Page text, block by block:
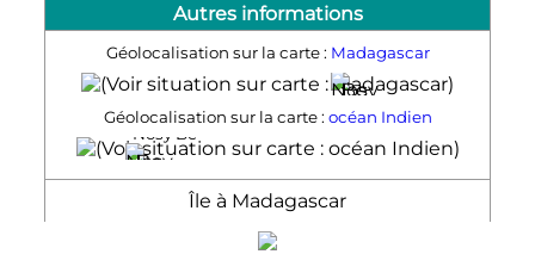
Autres informations
Géolocalisation sur la carte : Madagascar
Nosy Be
Géolocalisation sur la carte : océan Indien
Nosy Be
Île à Madagascar